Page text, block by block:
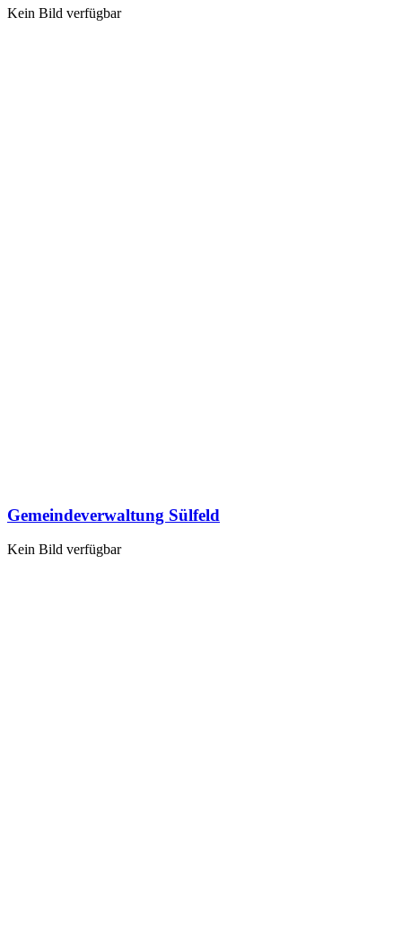
Kein Bild verfügbar
Gemeindeverwaltung Sülfeld
Kein Bild verfügbar